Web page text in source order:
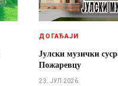
ДОГАЂАЈИ
Јулски музички
Пожаревцу
23. ЈУЛ 2026.